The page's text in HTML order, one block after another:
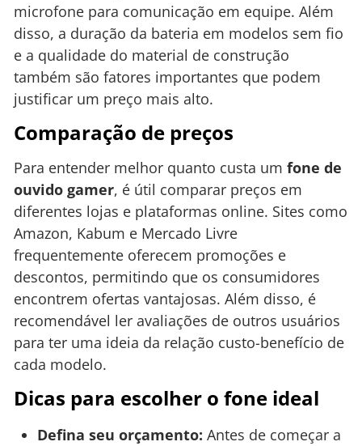
microfone para comunicação em equipe. Além
disso, a duração da bateria em modelos sem fio
e a qualidade do material de construção
também são fatores importantes que podem
justificar um preço mais alto.
Comparação de preços
Para entender melhor quanto custa um fone de
ouvido gamer, é útil comparar preços em
diferentes lojas e plataformas online. Sites como
Amazon, Kabum e Mercado Livre
frequentemente oferecem promoções e
descontos, permitindo que os consumidores
encontrem ofertas vantajosas. Além disso, é
recomendável ler avaliações de outros usuários
para ter uma ideia da relação custo-benefício de
cada modelo.
Dicas para escolher o fone ideal
Defina seu orçamento: Antes de começar a